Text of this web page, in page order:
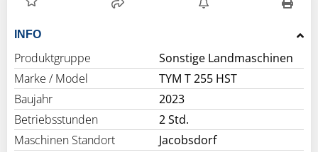
INFO
Produktgruppe
Sonstige Landmaschinen
Marke / Model
TYM T 255 HST
Baujahr
2023
Betriebsstunden
2 Std.
Maschinen Standort
Jacobsdorf